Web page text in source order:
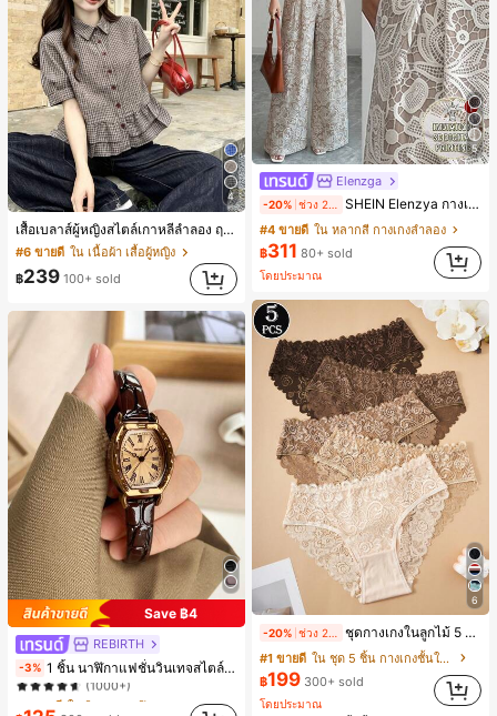
4
เสื้อเบลาส์ผู้หญิงสไตล์เกาหลีลำลอง ฤดูใบไม้ผลิ/ฤดูร้อนใหม่ ชายระบาย ชิคและหรูหรา
#6 ขายดี ใน เนื้อผ้า เสื้อผู้หญิง
฿239 100+ sold
Save ฿4
REBIRTH
-3% 1 ชิ้น นาฬิกาแฟชั่นวินเทจสไตล์มินิมอลเลขโรมันสำหรับผู้หญิง เหมาะสำหรับการตกแต่งประจำวัน
#1 ขายดี
(1000+)
#1 ขายดี
(1000+)
#1 ขายดี
(1000+)
5
Elenzga
-20% SHEIN Elenzya กางเกงคูลอตลายจุดเอวสูงแบบใหม่สำหรับฤดูใบไม้ผลิ/ฤดูร้อน, สไตล์หรูหราเหมาะสำหรับใส่ในชีวิตประจำวันและทำงาน, ให้ความรู้สึกวินเทจสำหรับฤดูรับปริญญา, เทศกาลดนตรี, การแข่งม้าดาร์บี้, วันประกาศอิสรภาพ
#4 ขายดี ใน หลากสี กางเกงลำลอง
฿311 80+ sold
โดยประมาณ
6
-20% ชุดกางเกงในลูกไม้ 5 ชิ้น สำหรับใส่ทุกวัน
#1 ขายดี
ใน ชุด 5 ชิ้น กางเกงชั้นในผู้หญิง
฿199 300+ sold
โดยประมาณ